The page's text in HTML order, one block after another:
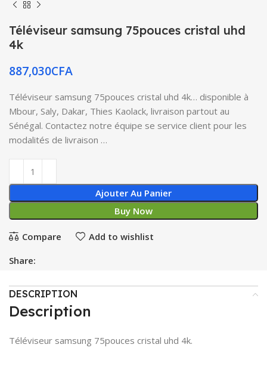
Téléviseur samsung 75pouces cristal uhd
4k
887,030CFA
Téléviseur samsung 75pouces cristal uhd 4k… disponible à
Mbour, Saly, Dakar, Thies Kaolack, livraison partout au
Sénégal. Contactez notre équipe se service client pour les
modalités de livraison …
Ajouter Au Panier
Buy Now
Compare Add to wishlist
Share:
DESCRIPTION
Description
Téléviseur samsung 75pouces cristal uhd 4k.